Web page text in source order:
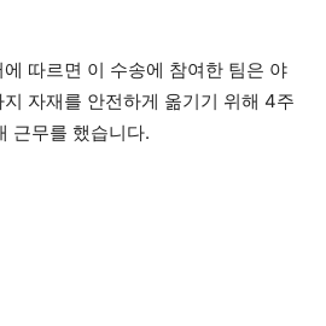
따르면 이 수송에 참여한 팀은 야
자재를 안전하게 옮기기 위해 4주
근무를 했습니다.